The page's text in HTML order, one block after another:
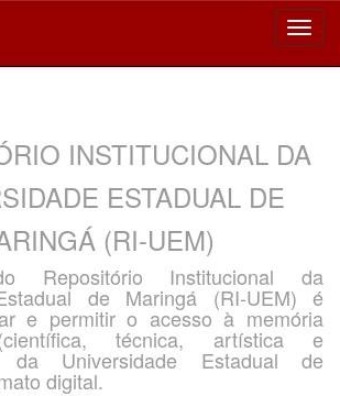
INSTITUCIONAL DA
ESTADUAL DE
(RI-UEM)
Repositório Institucional da
de Maringá (RI-UEM) é
e permitir o acesso à memória
técnica, artística e
da Universidade Estadual de
digital.